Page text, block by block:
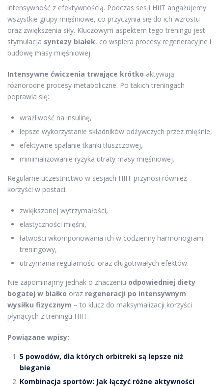
intensywność z efektywnością. Podczas sesji HIIT angażujemy
wszystkie grupy mięśniowe, co przyczynia się do ich wzrostu
oraz zwiększenia siły. Kluczowym aspektem tego treningu jest
stymulacja syntezy białek, co wspiera procesy regeneracyjne i
budowę masy mięśniowej.
Intensywne ćwiczenia trwające krótko aktywują
różnorodne procesy metaboliczne. Po takich treningach
poprawia się:
wrażliwość na insulinę,
lepsze wykorzystanie składników odżywczych przez mięśnie,
efektywne spalanie tkanki tłuszczowej,
minimalizowanie ryzyka utraty masy mięśniowej.
Regularne uczestnictwo w sesjach HIIT przynosi również
korzyści w postaci:
zwiększonej wytrzymałości,
elastyczności mięśni,
łatwości wkomponowania ich w codzienny harmonogram
treningowy,
utrzymania regularności oraz długotrwałych efektów.
Nie zapominajmy jednak o znaczeniu odpowiedniej diety
bogatej w białko oraz regeneracji po intensywnym
wysiłku fizycznym – to klucz do maksymalizacji korzyści
płynących z treningu HIIT.
Powiązane wpisy:
5 powodów, dla których orbitreki są lepsze niż
bieganie
Kombinacja sportów: Jak łączyć różne aktywności